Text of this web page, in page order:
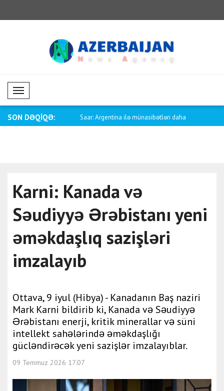
Mobil Menü
SON DƏQİQƏ:
Baqaeidən Trampa Saar: Argentina ilə münasibətləri daha
Karni: Kanada və
Səudiyyə Ərəbistanı yeni
əməkdaşlıq sazişləri
imzalayıb
Ottava, 9 iyul (Hibya) - Kanadanın Baş naziri
Mark Karni bildirib ki, Kanada və Səudiyyə
Ərəbistanı enerji, kritik minerallar və süni
intellekt sahələrində əməkdaşlığı
gücləndirəcək yeni sazişlər imzalayıblar.
09 Temmuz 2026 17:07